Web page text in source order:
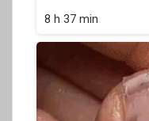
8 h 37 min